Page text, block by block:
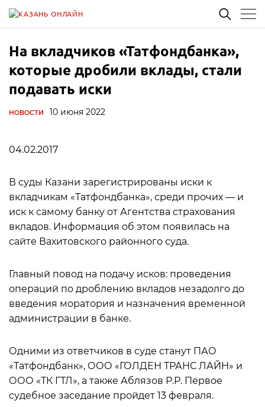
На вкладчиков «Татфондбанка»,
которые дробили вклады, стали
подавать иски
НОВОСТИ 10 июня 2022
04.02.2017
В суды Казани зарегистрированы иски к
вкладчикам «Татфондбанка», среди прочих — и
иск к самому банку от Агентства страхования
вкладов. Информация об этом появилась на
сайте Вахитовского районного суда.
Главный повод на подачу исков: проведения
операций по дроблению вкладов незадолго до
введения моратория и назначения временной
администрации в банке.
Одними из ответчиков в суде станут ПАО
«Татфондбанк», ООО «ГОЛДЕН ТРАНС ЛАЙН» и
ООО «ТК ГТЛ», а также Аблязов Р.Р. Первое
судебное заседание пройдет 13 февраля.